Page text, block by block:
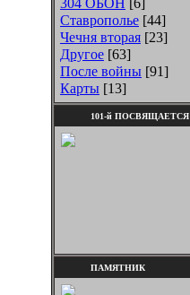
304 ОБОН [6]
Ставрополье [44]
Чечня вторая [23]
Другое [63]
После войны [91]
Карты [13]
101-й ПОСВЯЩАЕТСЯ
ПАМЯТНИК